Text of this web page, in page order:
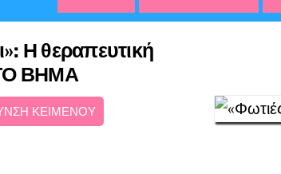
Η θεραπευτική
ΤΟ ΒΗΜΑ
ΚΕΙΜΕΝΟΥ